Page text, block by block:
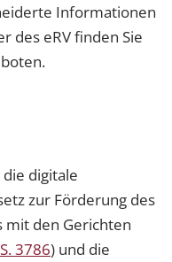
Informationen
des eRV finden Sie
digitale
zur Förderung des
mit den Gerichten
3786) und die